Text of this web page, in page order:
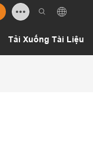
Tải Xuống Tài Liệu